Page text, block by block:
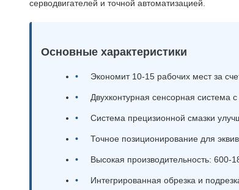
серводвигателей и точной автоматизацией.
Основные характеристики
Экономит 10-15 рабочих мест за
Двухконтурная сенсорная
Система прецизионной смазки
Точное позиционирование для
Высокая производительность: 600-
Интегрированная обрезка и